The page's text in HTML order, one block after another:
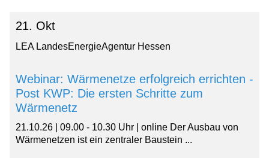
21. Okt
LEA LandesEnergieAgentur Hessen
Webinar: Wärmenetze erfolgreich errichten -
Post KWP: Die ersten Schritte zum
Wärmenetz
21.10.26 | 09.00 - 10.30 Uhr | online Der Ausbau von
Wärmenetzen ist ein zentraler Baustein ...